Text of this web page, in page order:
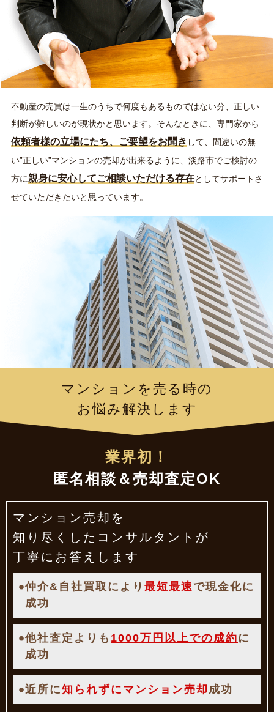
不動産の売買は一生のうちで何度もあるものではない分、正しい
判断が難しいのが現状かと思います。そんなときに、専門家から
依頼者様の立場にたち、ご要望をお聞き して、間違いの無
い”正しい”マンションの売却が出来るように、淡路市でご検討の
方に親身に安心してご相談いただける存在としてサポートさ
せていただきたいと思っています。
マンションを売る時の
お悩み解決します
業界初！
匿名相談＆売却査定OK
マンション売却を
知り尽くした コンサルタントが
丁寧にお答えします
仲介&自社買取により 最短最速で現金化に
成功
他社査定よりも 1000万円以上での成約に
成功
近所に知られずにマンション売却 成功